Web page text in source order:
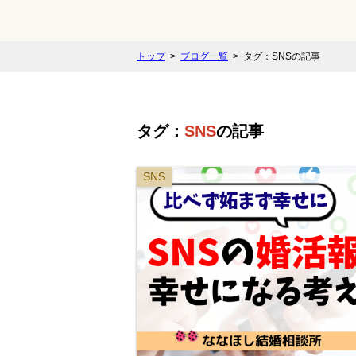
トップ ブログ一覧 タグ：SNSの記事
タグ： SNSの記事
SNS